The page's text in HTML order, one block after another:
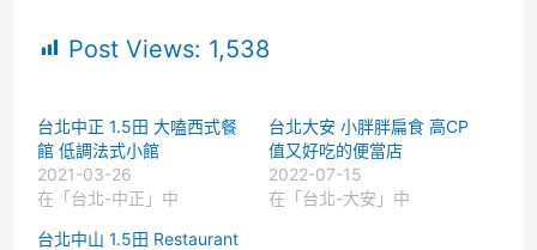
Post Views: 1,538
台北中正 1.5田 大嗑西式餐
館 低調法式小館
2021-03-26
在「台北-中正」中
台北大安 小胖胖扁食 高CP
值又好吃的便當店
2022-07-15
在「台北-大安」中
台北中山 1.5田 Restaurant